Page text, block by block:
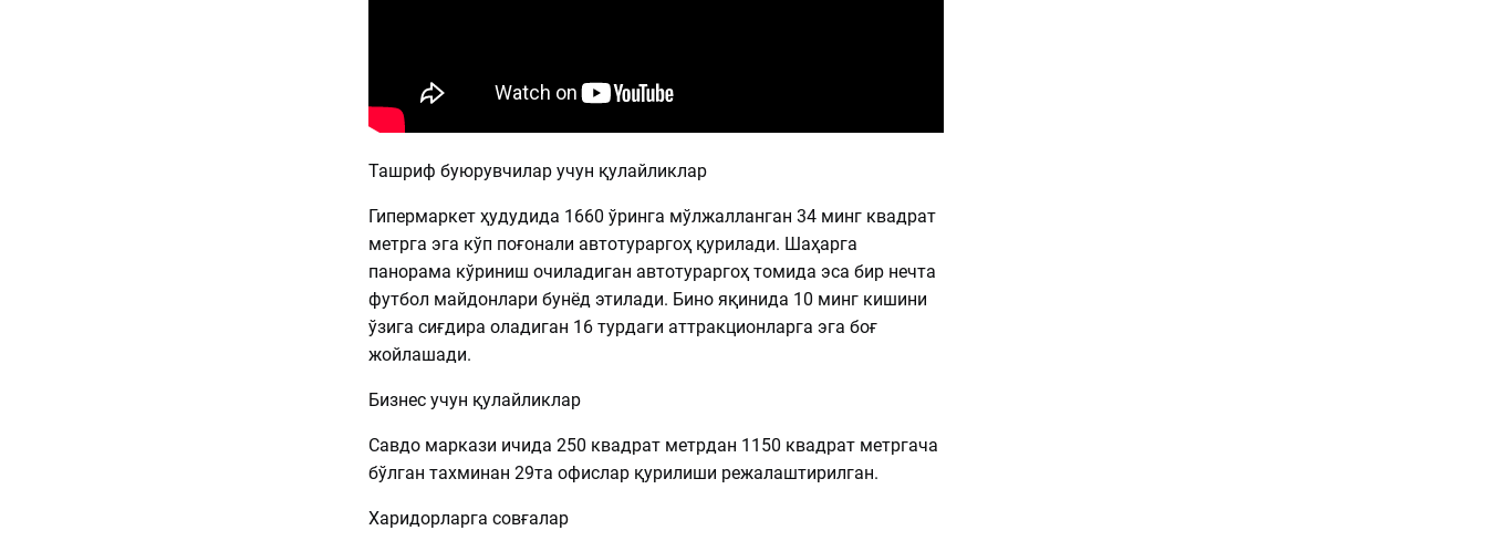
Ташриф буюрувчилар учун қулайликлар
Гипермаркет ҳудудида 1660 ўринга мўлжалланган 34 минг квадрат
метрга эга кўп поғонали автотураргоҳ қурилади. Шаҳарга
панорама кўриниш очиладиган автотураргоҳ томида эса бир нечта
футбол майдонлари бунёд этилади. Бино яқинида 10 минг кишини
ўзига сиғдира оладиган 16 турдаги аттракционларга эга боғ
жойлашади.
Бизнес учун қулайликлар
Савдо маркази ичида 250 квадрат метрдан 1150 квадрат метргача
бўлган тахминан 29та офислар қурилиши режалаштирилган.
Харидорларга совғалар